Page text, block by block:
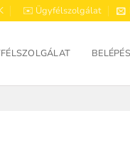
✉️ Ügyfélszolgálat